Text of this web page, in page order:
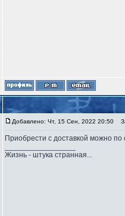
Добавлено: Чт, 15 Сен, 2022 20:50
Приобрести с доставкой можно по
Жизнь - штука странная...